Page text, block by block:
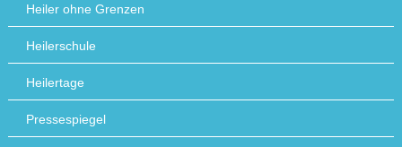
Heiler ohne Grenzen
Heilerschule
Heilertage
Pressespiegel